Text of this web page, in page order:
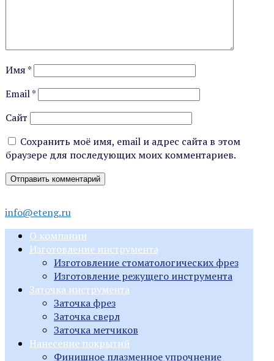
Имя*
Email*
Сайт
Сохранить моё имя, email и адрес сайта в этом
браузере для последующих моих комментариев.
info@eteng.ru
О компании
Изготовление инструмента
Изготовление стоматологических фрез
Изготовление режущего инструмента
Заточка инструмента
Заточка фрез
Заточка сверл
Заточка метчиков
Нанесение покрытий
Финишное плазменное упрочнение